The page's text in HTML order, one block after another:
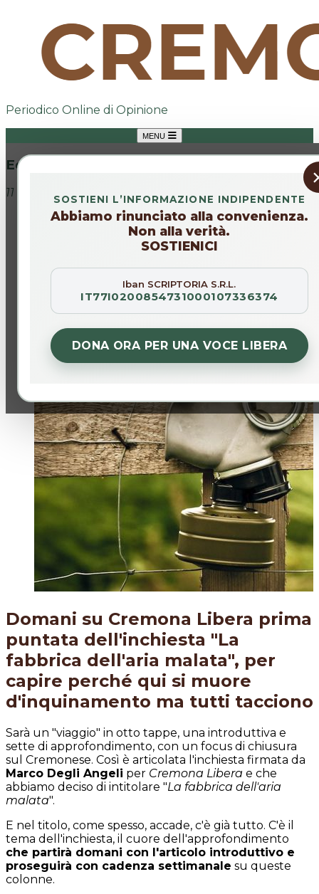
Periodico Online di Opinione
MENU
SOSTIENI L’INFORMAZIONE INDIPENDENTE
Abbiamo rinunciato alla convenienza.
Non alla verità.
SOSTIENICI
Iban SCRIPTORIA S.R.L.
IT77I0200854731000107336374
DONA ORA PER UNA VOCE LIBERA
Editoriale
11 mar 2026
Domani su Cremona Libera prima
puntata dell'inchiesta "La
fabbrica dell'aria malata", per
capire perché qui si muore
d'inquinamento ma tutti tacciono
Sarà un "viaggio" in otto tappe, una introduttiva e
sette di approfondimento, con un focus di chiusura
sul Cremonese. Così è articolata l'inchiesta firmata da
Marco Degli Angeli per Cremona Libera e che
abbiamo deciso di intitolare "La fabbrica dell'aria
malata".
E nel titolo, come spesso, accade, c'è già tutto. C'è il
tema dell'inchiesta, il cuore dell'approfondimento
che partirà domani con l'articolo introduttivo e
proseguirà con cadenza settimanale su queste
colonne.